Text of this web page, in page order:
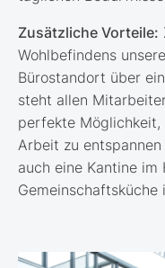
Zusätzliche Vorteile:
Wohlbefindens
Bürostandort über
steht allen
perfekte
Arbeit zu
auch eine Kantine im
Gemeinschaftsküche